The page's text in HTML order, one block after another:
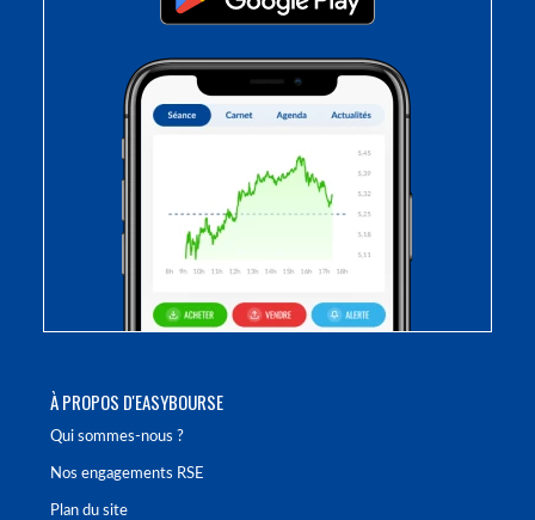
À PROPOS D'EASYBOURSE
Qui sommes-nous ?
Nos engagements RSE
Plan du site